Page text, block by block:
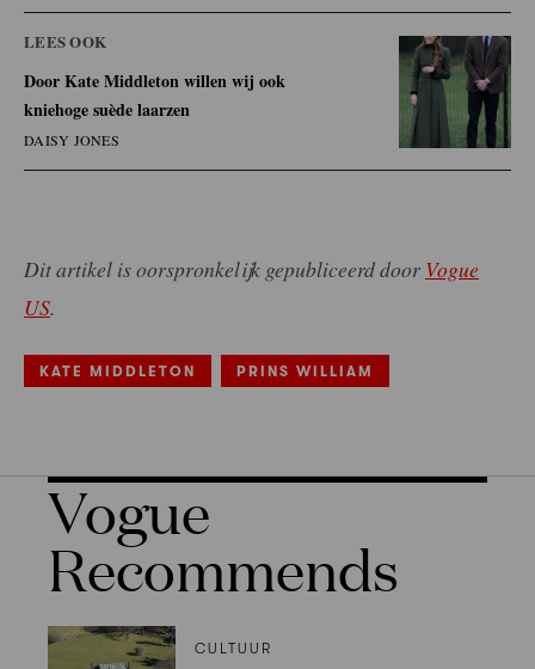
LEES OOK
Door Kate Middleton willen wij ook
kniehoge suède laarzen
DAISY JONES
Dit artikel is oorspronkelijk gepubliceerd door Vogue
US.
KATE MIDDLETON PRINS WILLIAM
Vogue
Recommends
CULTUUR